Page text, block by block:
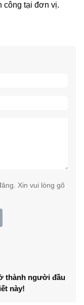
công tại đơn vị.
Xin vui lòng gõ
thành người đầu
này!